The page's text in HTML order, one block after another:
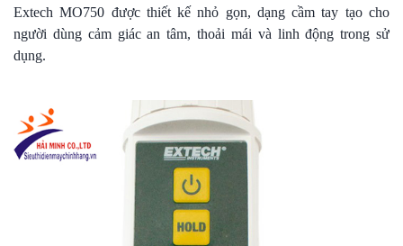
Extech MO750 được thiết kế nhỏ gọn, dạng cầm tay tạo cho
người dùng cảm giác an tâm, thoải mái và linh động trong sử
dụng.